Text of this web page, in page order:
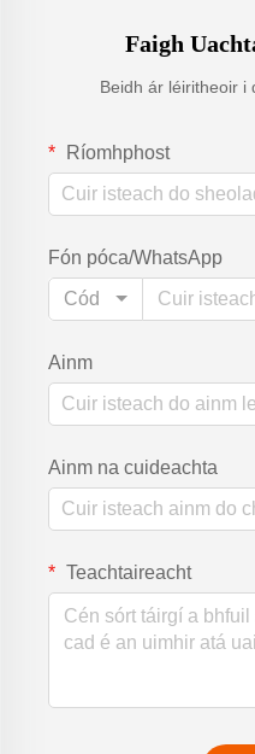
Faigh
Beidh ár léiritheoir i
Ríomhphost
Fón póca/WhatsApp
Cód
Ainm
Ainm na cuideachta
Teachtaireacht